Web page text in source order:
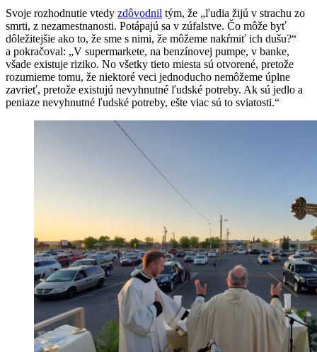
Svoje rozhodnutie vtedy zdôvodnil tým, že „ľudia žijú v strachu zo
smrti, z nezamestnanosti. Potápajú sa v zúfalstve. Čo môže byť
dôležitejšie ako to, že sme s nimi, že môžeme nakŕmiť ich dušu?“
a pokračoval: „V supermarkete, na benzínovej pumpe, v banke,
všade existuje riziko. No všetky tieto miesta sú otvorené, pretože
rozumieme tomu, že niektoré veci jednoducho nemôžeme úplne
zavrieť, pretože existujú nevyhnutné ľudské potreby. Ak sú jedlo a
peniaze nevyhnutné ľudské potreby, ešte viac sú to sviatosti.“